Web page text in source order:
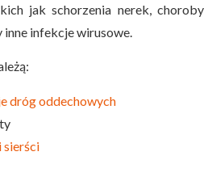
jak schorzenia nerek, choroby
inne infekcje wirusowe.
dróg oddechowych
sierści